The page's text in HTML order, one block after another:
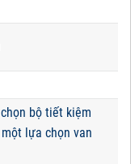
bộ tiết kiệm
lựa chọn van